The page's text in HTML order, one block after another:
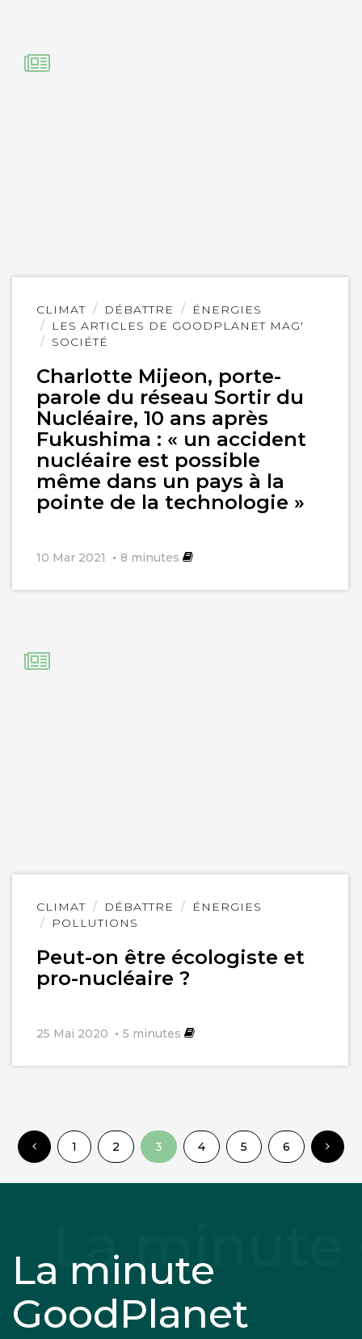
CLIMAT DÉBATTRE
ÉNERGIES
LES ARTICLES DE GOODPLANET MAG'
SOCIÉTÉ
Charlotte Mijeon, porte-
parole du réseau Sortir du
Nucléaire, 10 ans après
Fukushima : « un accident
nucléaire est possible
même dans un pays à la
pointe de la technologie »
10 Mar 2021 8 minutes
Lire
l'article
CLIMAT DÉBATTRE
ÉNERGIES
POLLUTIONS
Peut-on être écologiste et
pro-nucléaire ?
25 Mai 2020 5 minutes
Lire
l'article
1 2 3 4 5 6
La minute
GoodPlanet